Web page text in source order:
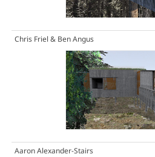
Chris Friel & Ben Angus
Aaron Alexander-Stairs